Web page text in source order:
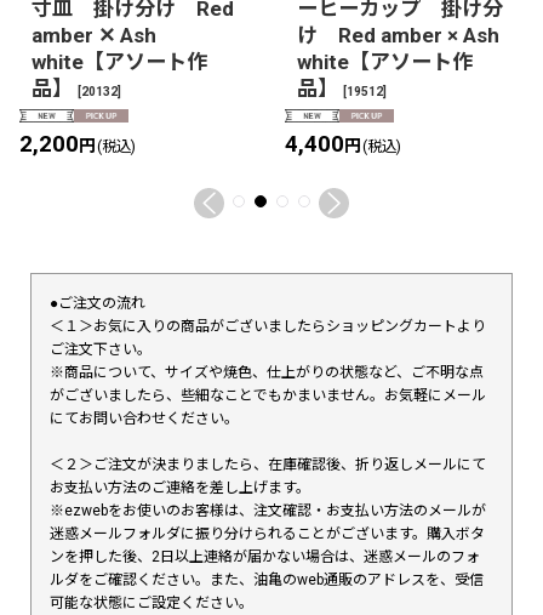
寸皿 掛け分け Red
amber ✕ Ash
white【アソート作
品】
[20132]
2,200円 (税込)
ーヒーカップ 掛け分
け Red amber × Ash
white【アソート作
品】
[19512]
4,400円 (税込)
●ご注文の流れ
＜１＞お気に入りの商品がございましたらショッピングカートより
ご注文下さい。
※商品について、サイズや焼色、仕上がりの状態など、ご不明な点
がございましたら、些細なことでもかまいません。お気軽にメール
にてお問い合わせください。
＜２＞ご注文が決まりましたら、在庫確認後、折り返しメールにて
お支払い方法のご連絡を差し上げます。
※ezwebをお使いのお客様は、注文確認・お支払い方法のメールが
迷惑メールフォルダに振り分けられることがございます。購入ボタ
ンを押した後、2日以上連絡が届かない場合は、迷惑メールのフォ
ルダをご確認ください。また、油亀のweb通販のアドレスを、受信
可能な状態にご設定ください。